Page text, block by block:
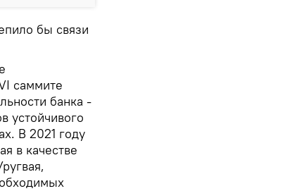
бы связи
саммите
банка -
устойчивого
В 2021 году
в качестве